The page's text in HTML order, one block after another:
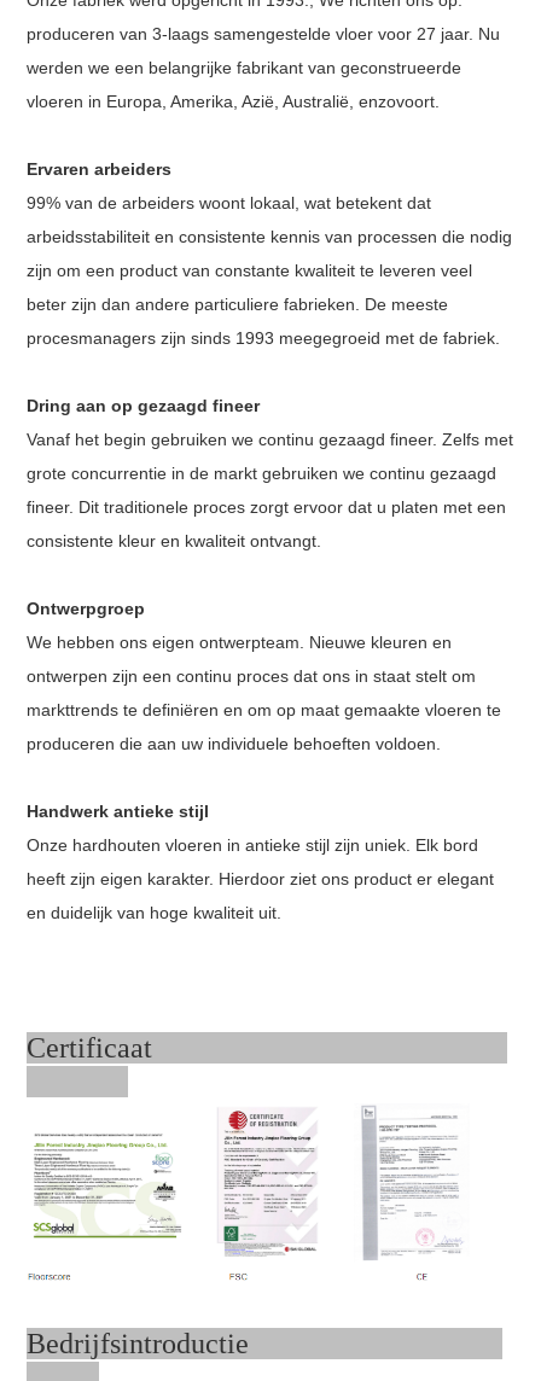
produceren van3-laags samengestelde vloer voor 27 jaar. Nu
werden we een belangrijke fabrikant van geconstrueerde
vloeren in Europa, Amerika, Azië, Australië, enzovoort.
Ervaren arbeiders
99% van de arbeiders woont lokaal, wat betekent dat
arbeidsstabiliteit en consistente kennis van processen die nodig
zijn om een ​​product van constante kwaliteit te leveren veel
beter zijn dan andere particuliere fabrieken. De meeste
procesmanagers zijn sinds 1993 meegegroeid met de fabriek.
Dring aan op gezaagd fineer
Vanaf het begin gebruiken we continu gezaagd fineer. Zelfs met
grote concurrentie in de markt gebruiken we continu gezaagd
fineer. Dit traditionele proces zorgt ervoor dat u platen met een
consistente kleur en kwaliteit ontvangt.
Ontwerpgroep
We hebben ons eigen ontwerpteam. Nieuwe kleuren en
ontwerpen zijn een continu proces dat ons in staat stelt om
markttrends te definiëren en om op maat gemaakte vloeren te
produceren die aan uw individuele behoeften voldoen.
Handwerk antieke stijl
Onze hardhouten vloeren in antieke stijl zijn uniek. Elk bord
heeft zijn eigen karakter. Hierdoor ziet ons product er elegant
en duidelijk van hoge kwaliteit uit.
Certificaat
Bedrijfsintroductie